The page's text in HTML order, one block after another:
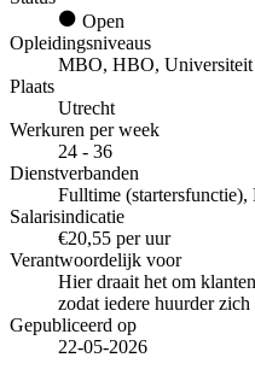
Open
Opleidingsniveaus
MBO, HBO, Universiteit
Plaats
Utrecht
Werkuren per week
24 - 36
Dienstverbanden
Fulltime (startersfunctie),
Salarisindicatie
€20,55 per uur
Verantwoordelijk voor
Hier draait het om
zodat iedere huurder
Gepubliceerd op
22-05-2026